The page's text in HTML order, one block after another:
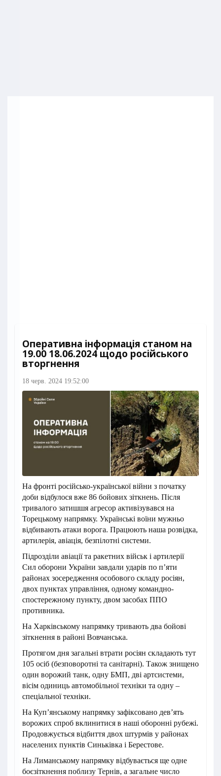
Оперативна інформація станом на
19.00 18.06.2024 щодо російського
вторгнення
18 черв. 2024 19:52:00
На фронті російсько-української війни з початку
доби відбулося вже 86 бойових зіткнень. Після
тривалого затишшя агресор активізувався на
Торецькому напрямку. Українські воїни мужньо
відбивають атаки ворога. Працюють наша розвідка,
артилерія, авіація, безпілотні системи.
Підрозділи авіації та ракетних військ і артилерії
Сил оборони України завдали ударів по п’яти
районах зосередження особового складу росіян,
двох пунктах управління, одному командно-
спостережному пункту, двом засобах ППО
противника.
На Харківському напрямку тривають два бойові
зіткнення в районі Вовчанська.
Протягом дня загальні втрати росіян складають тут
105 осіб (безповоротні та санітарні). Також знищено
один ворожий танк, одну БМП, дві артсистеми,
вісім одиниць автомобільної техніки та одну –
спеціальної техніки.
На Куп’янському напрямку зафіксовано дев’ять
ворожих спроб вклинитися в наші оборонні рубежі.
Продовжується відбиття двох штурмів у районах
населених пунктів Синьківка і Берестове.
На Лиманському напрямку відбувається ще одне
боєзіткнення поблизу Тернів, а загальне число